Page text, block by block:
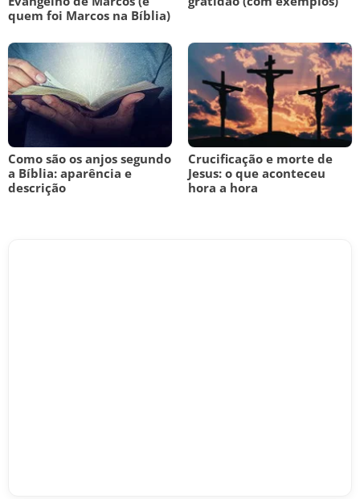
quem foi Marcos na Bíblia)
Como são os anjos segundo
a Bíblia: aparência e
descrição
Crucificação e morte de
Jesus: o que aconteceu
hora a hora